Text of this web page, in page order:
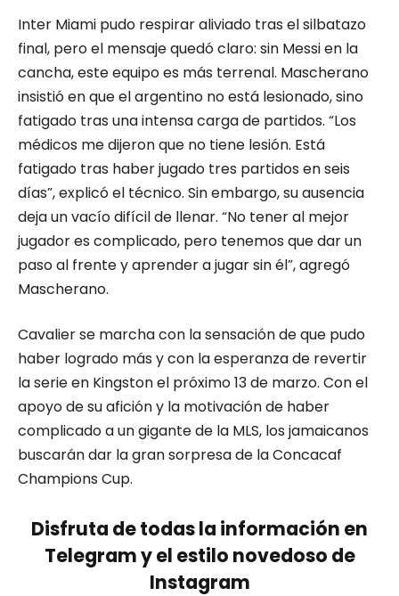
Inter Miami pudo respirar aliviado tras el silbatazo
final, pero el mensaje quedó claro: sin Messi en la
cancha, este equipo es más terrenal. Mascherano
insistió en que el argentino no está lesionado, sino
fatigado tras una intensa carga de partidos. “Los
médicos me dijeron que no tiene lesión. Está
fatigado tras haber jugado tres partidos en seis
días”, explicó el técnico. Sin embargo, su ausencia
deja un vacío difícil de llenar. “No tener al mejor
jugador es complicado, pero tenemos que dar un
paso al frente y aprender a jugar sin él”, agregó
Mascherano.
Cavalier se marcha con la sensación de que pudo
haber logrado más y con la esperanza de revertir
la serie en Kingston el próximo 13 de marzo. Con el
apoyo de su afición y la motivación de haber
complicado a un gigante de la MLS, los jamaicanos
buscarán dar la gran sorpresa de la Concacaf
Champions Cup.
Disfruta de todas la información en
Telegram y el estilo novedoso de
Instagram